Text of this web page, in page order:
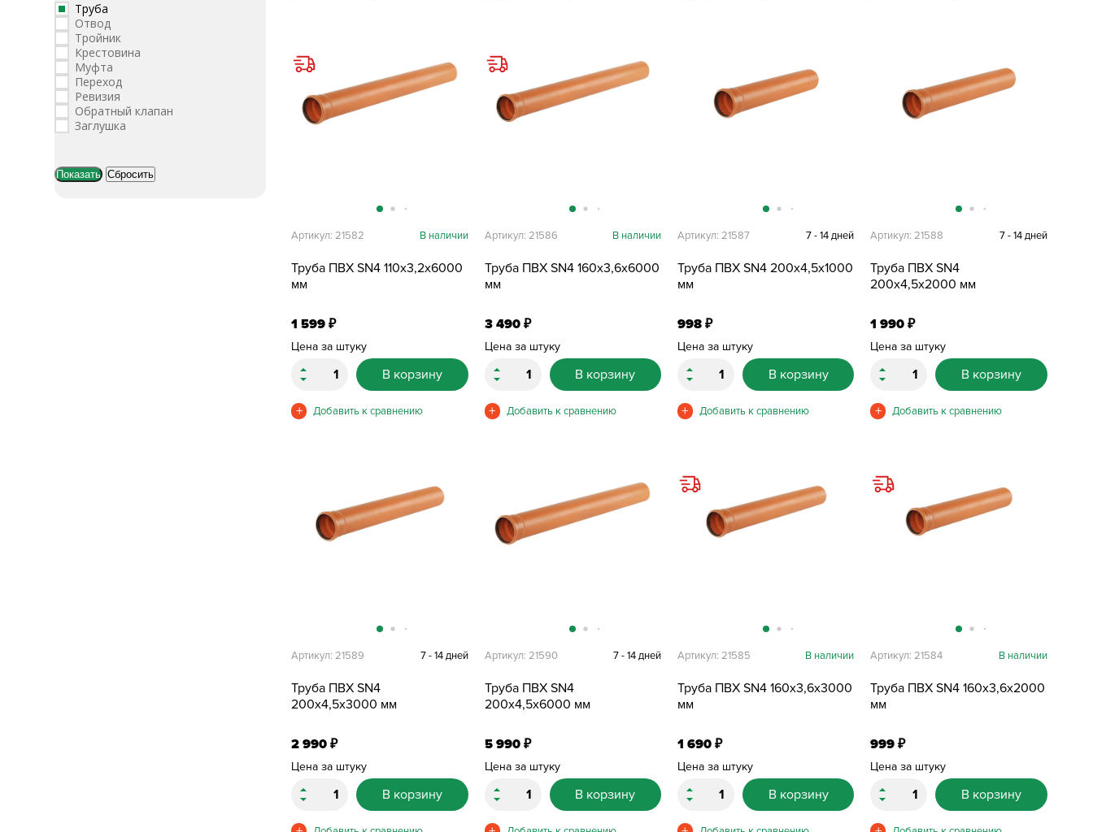
Труба
Отвод
Тройник
Крестовина
Муфта
Переход
Ревизия
Обратный клапан
Заглушка
Труба ПВХ SN4 110х3,2х6000
мм
Артикул: 21582 В наличии
1 599₽
Цена за штуку
В корзину
Труба ПВХ SN4 160х3,6х6000
мм
Артикул: 21586 В наличии
3 490 ₽
Цена за штуку
В корзину
Труба ПВХ SN4 200х4,5х1000
мм
Артикул: 21587 7 - 14 дней
998 ₽
Цена за штуку
В корзину
Труба ПВХ SN4
200х4,5х2000 мм
Артикул: 21588 7 - 14 дней
1 990₽
Цена за штуку
В корзину
Труба ПВХ SN4
200х4,5х3000 мм
Артикул: 21589 7 - 14 дней
2 990₽
Цена за штуку
В корзину
Труба ПВХ SN4
200х4,5х6000 мм
Артикул: 21590 7 - 14 дней
5 990 ₽
Цена за штуку
В корзину
Труба ПВХ SN4 160х3,6х3000
мм
Артикул: 21585 В наличии
1 690 ₽
Цена за штуку
В корзину
Труба ПВХ SN4 160х3,6х2000
мм
Артикул: 21584 В наличии
999₽
Цена за штуку
В корзину